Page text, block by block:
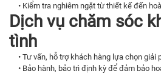
• Kiểm tra nghiêm ngặt từ thiết kế đến
Dịch vụ chăm sóc
tình
• Tư vấn, hỗ trợ khách hàng lựa chọn giải
• Bảo hành, bảo trì định kỳ để đảm bảo